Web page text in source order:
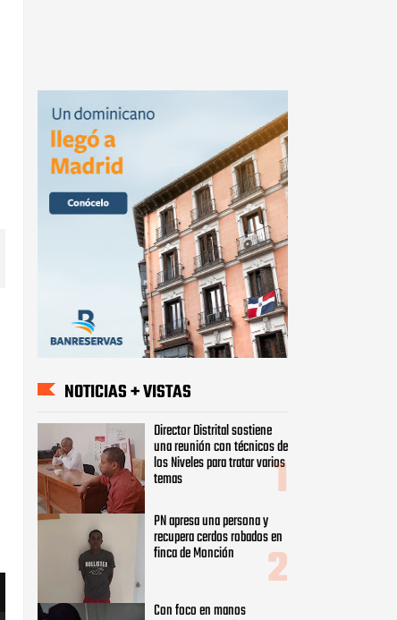
NOTICIAS + VISTAS
Director Distrital sostiene
una reunión con técnicos de
los Niveles para tratar varios
temas
PN apresa una persona y
recupera cerdos robados en
finca de Monción
Con foco en manos